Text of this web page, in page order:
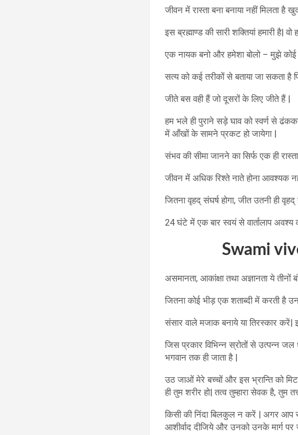
जीवन में रास्ता बना बनाया नहीं मिलता
इस ब्रह्माण्ड की सारी शक्तियां हमारी
एक नायक बनो और हमेशा बोलो – मुझे कोई
सत्य को कई तरीकों से बताया जा सकता है
जीते बस वही हैं जो दूसरों के लिए जीते हैं |
हम भले ही पुराने सड़े घाव को स्वर्ण से
में आँखों के सामने प्रकट हो जायेगा |
संभव की सीमा जानने का सिर्फ एक ही
जीवन में अधिक रिश्ते नाते होना आवश्यक
जितना वृहद् संघर्ष होगा, जीत उतनी ही वृहद्
24 घंटे में एक बार स्वयं से वार्तालाप
Swami
असमानता, आकांक्षा तथा अज्ञानता ये तीनों
जितना कोई भीड़ एक शताब्दी में करती है
संसार वाले मजाक बनाये या तिरस्कार करें|
जिस प्रकार विभिन्न स्रोतों से उत्पन्न जल
भगवान तक ही जाता है |
उठ जाओं मेरे बच्चों और इस भ्रान्ति को
ही तुम शरीर हो| तत्व तुम्हारा सेवक है, तुम
किसी की निंदा बिलकुल न करें | अगर आप
आशीर्वाद दीजिये और उनको उनके मार्ग पर